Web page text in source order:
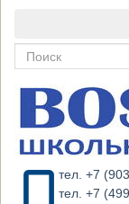
тел. +7
тел. +7